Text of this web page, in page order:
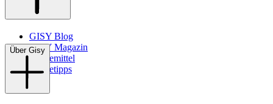
GISY Blog
GISY Magazin
Pflegemittel
Pflegetipps
Über Gisy